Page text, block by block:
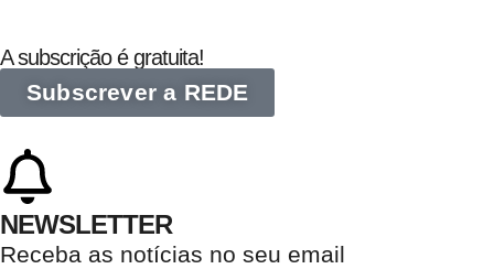
A subscrição é gratuita!
Subscrever a REDE
NEWSLETTER
Receba as notícias no seu email​